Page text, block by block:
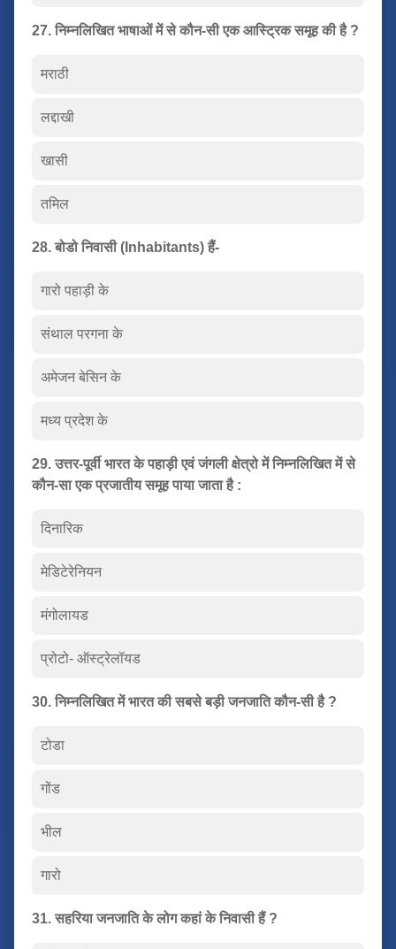
27. निम्नलिखित भाषाओं में से कौन-सी एक आस्ट्रिक समूह की है ?
मराठी
लद्दाखी
खासी
तमिल
28. बोडो निवासी (Inhabitants) हैं-
गारो पहाड़ी के
संथाल परगना के
अमेजन बेसिन के
मध्य प्रदेश के
29. उत्तर-पूर्वी भारत के पहाड़ी एवं जंगली क्षेत्रो में निम्नलिखित में से
कौन-सा एक प्रजातीय समूह पाया जाता है :
दिनारिक
मेडिटेरेनियन
मंगोलायड
प्रोटो- ऑस्ट्रेलॉयड
30. निम्नलिखित में भारत की सबसे बड़ी जनजाति कौन-सी है ?
टोडा
गोंड
भील
गारो
31. सहरिया जनजाति के लोग कहां के निवासी हैं ?